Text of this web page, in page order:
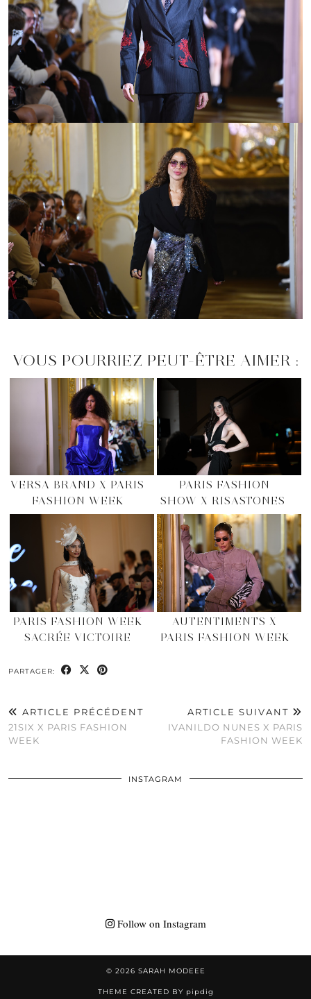
VOUS POURRIEZ PEUT-ÊTRE AIMER :
VERSA BRAND X PARIS
FASHION WEEK
PARIS FASHION
SHOW X RISASTONES
PARIS FASHION WEEK
SACRÉE VICTOIRE
AUTENTIMENTS X
PARIS FASHION WEEK
PARTAGER:
ARTICLE PRÉCÉDENT
21SIX X PARIS FASHION
WEEK
ARTICLE SUIVANT
IVANILDO NUNES X PARIS
FASHION WEEK
INSTAGRAM
Follow on Instagram
© 2026 SARAH MODEEE
THEME CREATED BY pipdig